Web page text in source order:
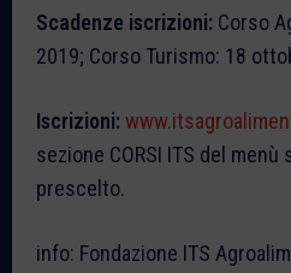
Scadenze iscrizioni: Corso
2019; Corso Turismo: 18
Iscrizioni:
sezione CORSI ITS del
prescelto.
info: Fondazione ITS